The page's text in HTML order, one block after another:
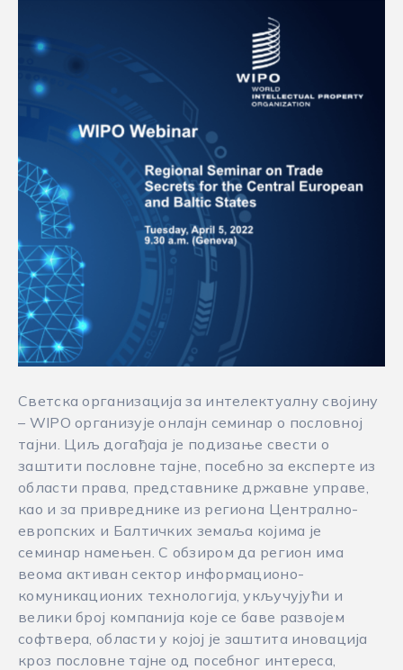
Светска организација за интелектуалну својину
– WIPO организује онлајн семинар о пословној
тајни. Циљ догађаја је подизање свести о
заштити пословне тајне, посебно за експерте из
области права, представнике државне управе,
као и за привреднике из региона Централно-
европских и Балтичких земаља којима је
семинар намењен. С обзиром да регион има
веома активан сектор информационо-
комуникационих технологија, укључујући и
велики број компанија које се баве развојем
софтвера, области у којој је заштита иновација
кроз пословне тајне од посебног интереса,